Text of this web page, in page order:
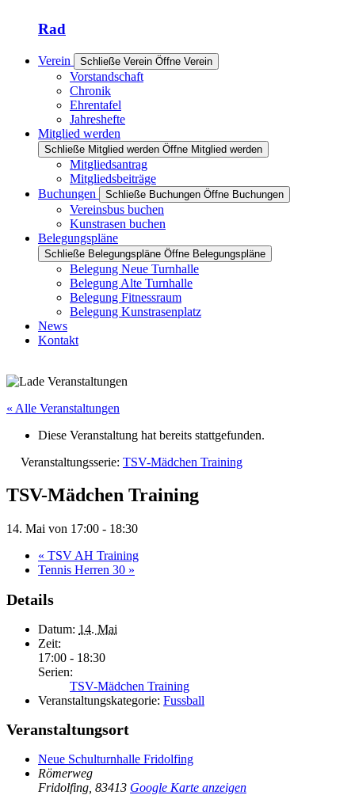
Rad
Verein Schließe Verein Öffne Verein
Vorstandschaft
Chronik
Ehrentafel
Jahreshefte
Mitglied werden
Schließe Mitglied werden Öffne Mitglied werden
Mitgliedsantrag
Mitgliedsbeiträge
Buchungen
Schließe Buchungen Öffne Buchungen
Vereinsbus buchen
Kunstrasen buchen
Belegungspläne
Schließe Belegungspläne Öffne Belegungspläne
Belegung Neue Turnhalle
Belegung Alte Turnhalle
Belegung Fitnessraum
Belegung Kunstrasenplatz
News
Kontakt
« Alle Veranstaltungen
Diese Veranstaltung hat bereits stattgefunden.
Veranstaltungsserie: TSV-Mädchen Training
TSV-Mädchen Training
14. Mai von 17:00 - 18:30
« TSV AH Training
Tennis Herren 30 »
Details
Datum: 14. Mai
Zeit:
17:00 - 18:30
Serien:
TSV-Mädchen Training
Veranstaltungskategorie: Fussball
Veranstaltungsort
Neue Schulturnhalle Fridolfing
Römerweg
Fridolfing 83413 Google Karte anzeigen